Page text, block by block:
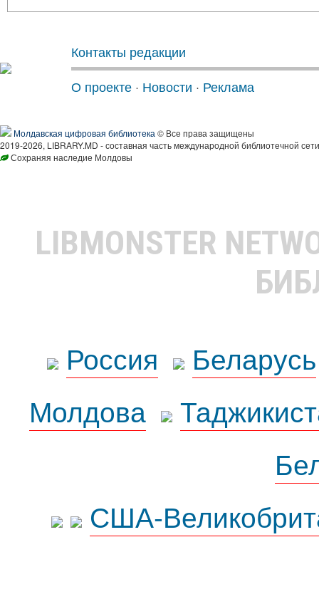
Контакты редакции
О проекте · Новости · Реклама
Молдавская цифровая библиотека © Все права защищены
2019-2026, LIBRARY.MD - составная часть международной библиотечной
Сохраняя наследие Молдовы
LIBMONSTER
Россия
Беларусь
Молдова
США-